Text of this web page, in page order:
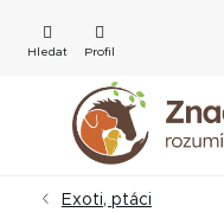
obsah
Exoti, ptáci